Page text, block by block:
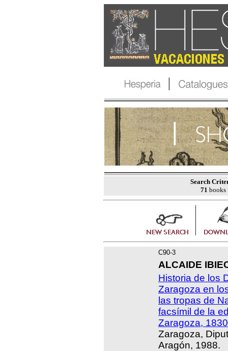
Search
71
C90-3
ALCAIDE
Historia de los
Zaragoza en
las tropas de
facsímil de la
Zaragoza,
Zaragoza,
Aragón, 1988.